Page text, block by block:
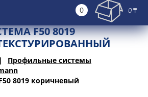
0 0 ₸
F50 8019
Профильные системы
8019 коричневый